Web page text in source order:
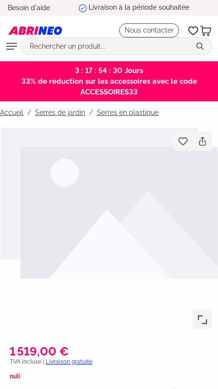
principal
Besoin d'aide
Nous contacter
3 : 17 : 54 : 30 Jours
33% de réduction sur les accessoires avec le code
ACCESSOIRES33
Accueil Serres de jardin / Serres en plastique
1 519,00 €
TVA incluse | Livraison gratuite
null